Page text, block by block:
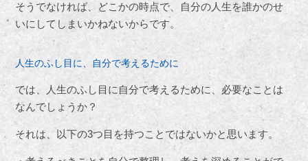
そうでなければ、どこかの時点で、自分の人生を誰かのせ
いにしてしまいかねないからです。
人生のふし目に、自分で考えるために
では、人生のふし目に自分で考えるために、必要なことは
なんでしょうか？
それは、以下の3つ目を持つことではないかと思います。